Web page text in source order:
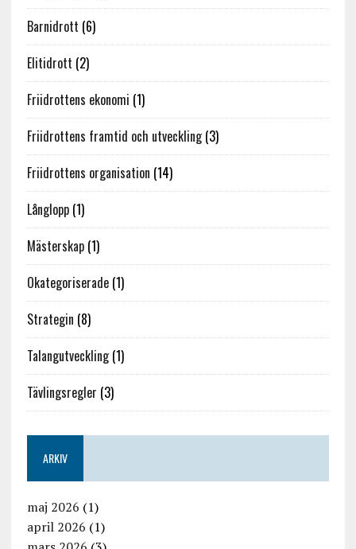
Barnidrott (6)
Elitidrott (2)
Friidrottens ekonomi (1)
Friidrottens framtid och utveckling(3)
Friidrottens organisation (14)
Långlopp(1)
Mästerskap(1)
Okategoriserade(1)
Strategin (8)
Talangutveckling(1)
Tävlingsregler (3)
ARKIV
maj 2026 (1)
april 2026 (1)